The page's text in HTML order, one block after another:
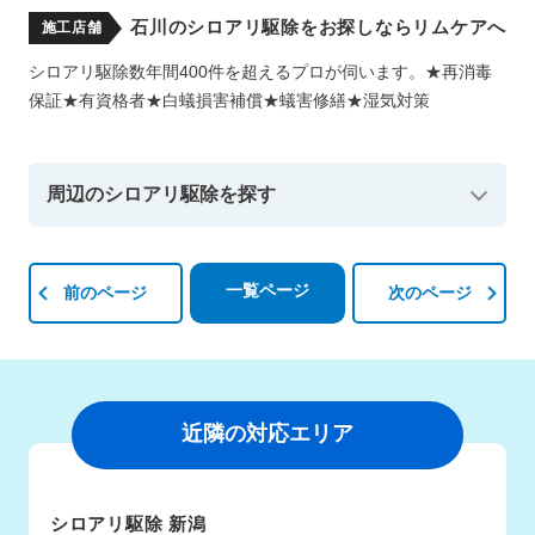
施工店舗 石川のシロアリ駆除をお探しならリムケアへ
シロアリ駆除数年間400件を超えるプロが伺います。★再消毒
保証★有資格者★白蟻損害補償★蟻害修繕★湿気対策
周辺のシロアリ駆除を探す
前のページ 一覧ページ 次のページ
近隣の対応エリア
シロアリ駆除 新潟